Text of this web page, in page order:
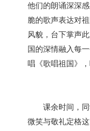
他们的朗诵深深
脆的歌声表达对
风貌，台下掌声
国的深情融入每
唱《歌唱祖国》
课余时间，同
微笑与敬礼定格